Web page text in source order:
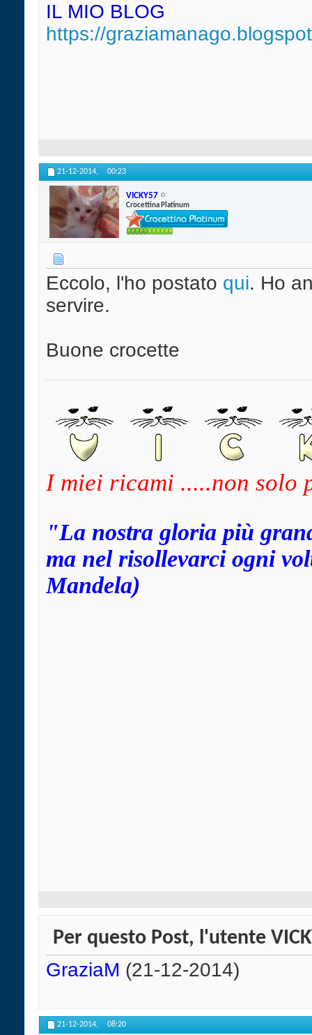
IL MIO BLOG
https://
21-12-2014, 00:23
VICKY57
Crocettina Platinum
Eccolo, l'ho postato qui. Ho
servire.
Buone crocette
I miei ricami .....non solo
"La nostra gloria più
ma nel risollevarci ogni
Mandela)
Per questo Post, l'utente
GraziaM (21-12-2014)
21-12-2014, 08:20